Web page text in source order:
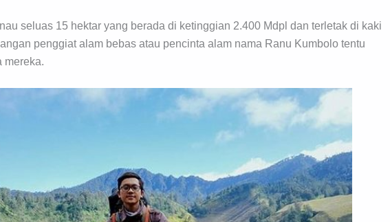
seluas 15 hektar yang berada di ketinggian 2.400 Mdpl dan terletak di kaki
penggiat alam bebas atau pencinta alam nama Ranu Kumbolo tentu
mereka.